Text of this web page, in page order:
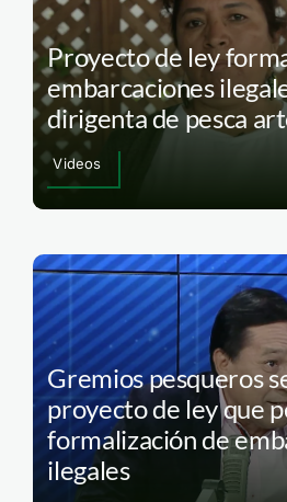
Proyecto de ley
embarcaciones
dirigenta de pesca
Videos
Gremios pesqueros
proyecto de ley que
formalización de
ilegales